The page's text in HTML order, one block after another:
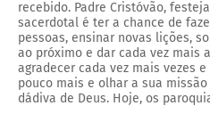
recebido. Padre Cristóvão,
sacerdotal é ter a chance de
pessoas, ensinar novas lições,
ao próximo e dar cada vez mais
agradecer cada vez mais vezes
pouco mais e olhar a sua
dádiva de Deus. Hoje, os